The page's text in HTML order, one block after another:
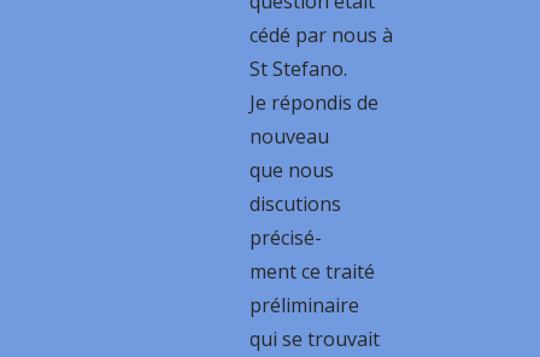
cédé par nous à
St Stefano.
Je répondis de
nouveau
que nous
discutions
précisé-
ment ce traité
préliminaire
qui se trouvait